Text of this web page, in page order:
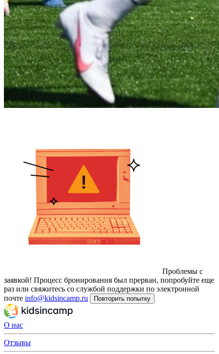
Проблемы с
заявкой! Процесс бронирования был прерван, попробуйте еще
раз или свяжитесь со службой поддержки по электронной
почте info@kidsincamp.ru Повторить попытку
О нас
Отзывы